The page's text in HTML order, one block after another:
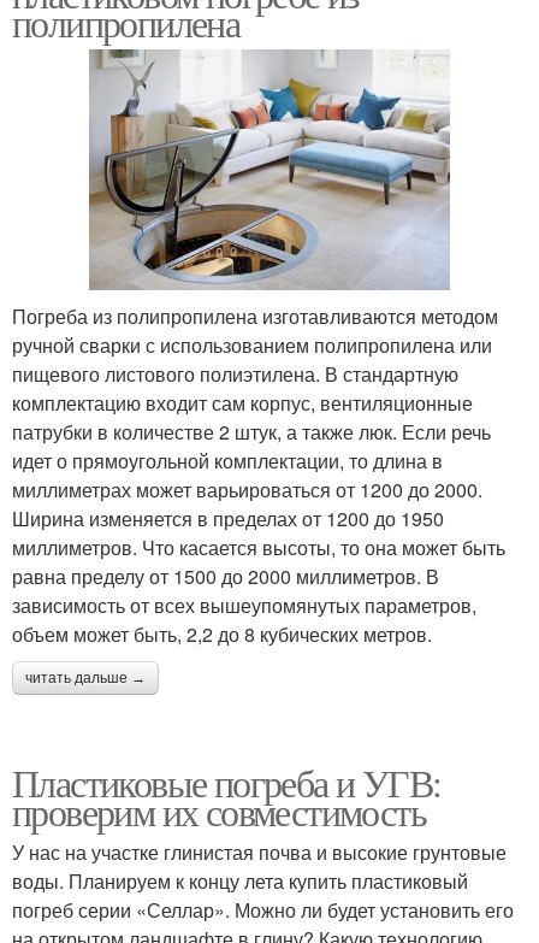
полипропилена
Погреба из полипропилена изготавливаются методом
ручной сварки с использованием полипропилена или
пищевого листового полиэтилена. В стандартную
комплектацию входит сам корпус, вентиляционные
патрубки в количестве 2 штук, а также люк. Если речь
идет о прямоугольной комплектации, то длина в
миллиметрах может варьироваться от 1200 до 2000.
Ширина изменяется в пределах от 1200 до 1950
миллиметров. Что касается высоты, то она может быть
равна пределу от 1500 до 2000 миллиметров. В
зависимость от всех вышеупомянутых параметров,
объем может быть, 2,2 до 8 кубических метров.
читать дальше →
Пластиковые погреба и УГВ:
проверим их совместимость
У нас на участке глинистая почва и высокие грунтовые
воды. Планируем к концу лета купить пластиковый
погреб серии «Селлар». Можно ли будет установить его